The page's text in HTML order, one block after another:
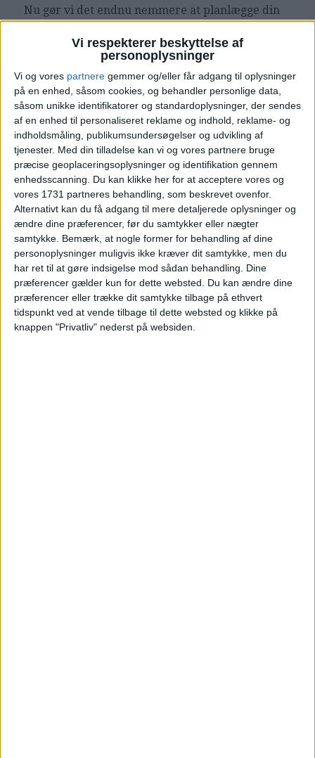
Vi respekterer beskyttelse af
personoplysninger
Vi og vores partnere gemmer og/eller får adgang til oplysninger
på en enhed, såsom cookies, og behandler personlige data,
såsom unikke identifikatorer og standardoplysninger, der sendes
af en enhed til personaliseret reklame og indhold, reklame- og
indholdsmåling, publikumsundersøgelser og udvikling af
tjenester. Med din tilladelse kan vi og vores partnere bruge
præcise geoplaceringsoplysninger og identifikation gennem
enhedsscanning. Du kan klikke her for at acceptere vores og
vores 1731 partneres behandling, som beskrevet ovenfor.
Alternativt kan du få adgang til mere detaljerede oplysninger og
ændre dine præferencer, før du samtykker eller nægter
samtykke. Bemærk, at nogle former for behandling af dine
personoplysninger muligvis ikke kræver dit samtykke, men du
har ret til at gøre indsigelse mod sådan behandling. Dine
præferencer gælder kun for dette websted. Du kan ændre dine
præferencer eller trække dit samtykke tilbage på ethvert
tidspunkt ved at vende tilbage til dette websted og klikke på
knappen "Privatliv" nederst på websiden.
Nu gør vi det endnu nemmere at planlægge din
du selv indtaste dine ønskede rejsedatoer. Prøv
Vælg egne datoer - eller de
alternative forslag
‹ ›
juli 2026
Uge Ma Ti On To Fr Lø Sø
1 2 3 4 5
6 7 8 9 10 11 12
U29 13 14 15 16 17 18 19
U30 20 21 22 23 24 25 26
U31 27 28 29 30